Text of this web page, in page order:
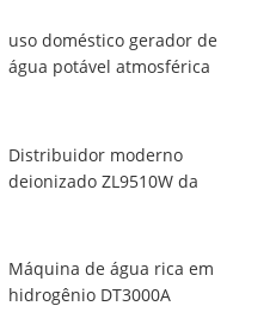
uso doméstico gerador de
água potável atmosférica
Distribuidor moderno
deionizado ZL9510W da
Máquina de água rica em
hidrogênio DT3000A